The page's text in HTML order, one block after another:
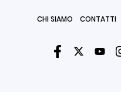
CHI SIAMO CONTATTI